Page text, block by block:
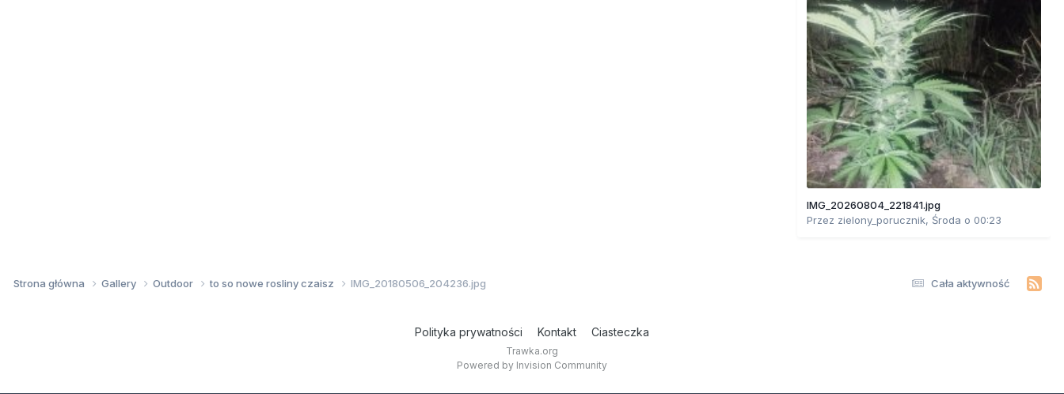
IMG_20260804_221841.jpg
Przez zielony_porucznik, Środa o 00:23
Cała aktywność
Strona główna Gallery Outdoor to so nowe rosliny czaisz IMG_20180506_204236.jpg
Polityka prywatności Kontakt Ciasteczka
Trawka.org
Powered by Invision Community